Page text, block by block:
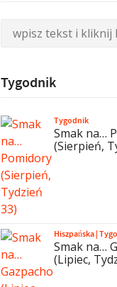
Tygodnik
Tygodnik
Smak na…
(Sierpień,
Hiszpańska|
Smak na…
(Lipiec,